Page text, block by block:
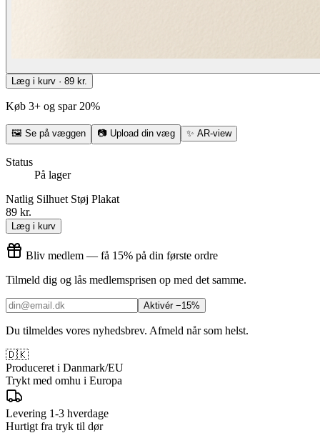
Læg i kurv · 89 kr.
Køb 3+ og spar 20%
🖼 Se på væggen 📷 Upload din væg ✨ AR-view
Status
På lager
Natlig Silhuet Støj Plakat
89 kr.
Læg i kurv
Bliv medlem — få 15% på din første ordre
Tilmeld dig og lås medlemsprisen op med det samme.
Aktivér −15%
Du tilmeldes vores nyhedsbrev. Afmeld når som helst.
🇩🇰
Produceret i Danmark/EU
Trykt med omhu i Europa
Levering 1-3 hverdage
Hurtigt fra tryk til dør